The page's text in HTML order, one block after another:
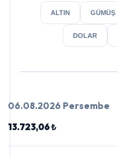
ALTIN GÜMÜŞ
DOLAR
06.08.2026 Persembe
13.723,06 ₺